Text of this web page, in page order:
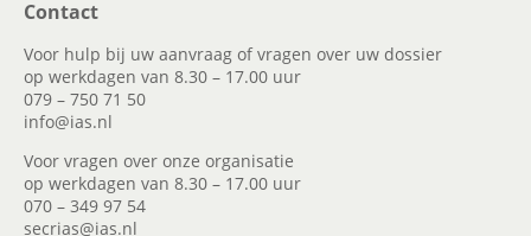
Contact
Voor hulp bij uw aanvraag of vragen over uw dossier
op werkdagen van 8.30 – 17.00 uur
079 – 750 71 50
info@ias.nl
Voor vragen over onze organisatie
op werkdagen van 8.30 – 17.00 uur
070 – 349 97 54
secrias@ias.nl